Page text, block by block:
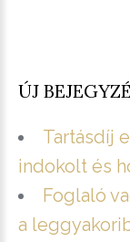
ÚJ
Tartásdíj
indokolt és
Foglaló
a